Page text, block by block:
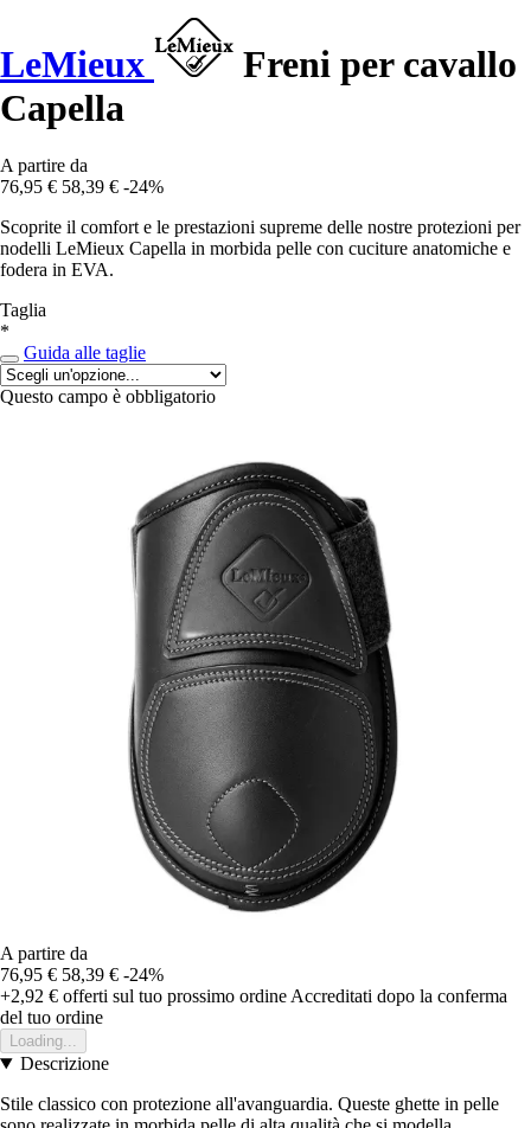
LeMieux
Freni per cavallo
Capella
A partire da
76,95 € 58,39 € -24%
Scoprite il comfort e le prestazioni supreme delle nostre protezioni per
nodelli LeMieux Capella in morbida pelle con cuciture anatomiche e
fodera in EVA.
Taglia
*
Guida alle taglie
Questo campo è obbligatorio
A partire da
76,95 € 58,39 € -24%
+2,92 € offerti sul tuo prossimo ordine Accreditati dopo la conferma
del tuo ordine
Loading...
Descrizione
Stile classico con protezione all'avanguardia. Queste ghette in pelle